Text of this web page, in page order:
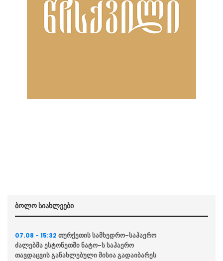
ბოლო სიახლეები
07.08 - 15:32 თურქეთის სამხედრო-საჰაერო
ძალებმა ესტონეთში ნატო-ს საჰაერო
თავდაცვის განახლებული მისია გადაიბარეს